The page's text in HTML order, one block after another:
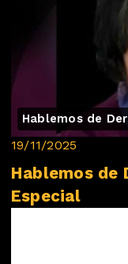
Hablemos de
19/11/2025
Hablemos de
Especial